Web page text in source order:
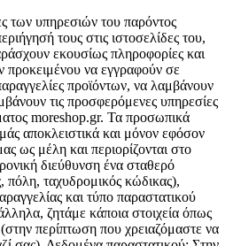
των υπηρεσιών του παρόντος
τους στις ιστοσελίδες του,
εκουσίως πληροφορίες και
να εγγραφούν σε
προϊόντων, να λαμβάνουν
τις προσφερόμενες υπηρεσίες
moreshop.gr. Τα προσωπικά
αποκλειστικά και μόνον εφόσον
ως μέλη και περιορίζονται στο
διεύθυνση ένα σταθερό
ταχυδρομικός κώδικας),
και τύπο παραστατικού
ζητάμε κάποια στοιχεία όπως
περίπτωση που χρειαζόμαστε να